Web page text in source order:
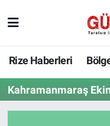
Rize Haberleri
Kahramanmaraş